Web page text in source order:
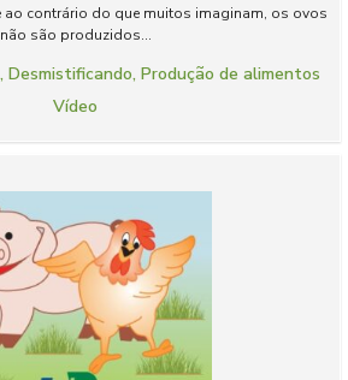
ao contrário do que muitos imaginam, os ovos
não são produzidos...
, Desmistificando, Produção de alimentos
Vídeo